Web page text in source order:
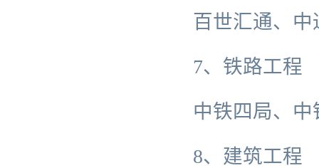
百世汇通、
7、铁路工程
中铁四局、
8、建筑工程